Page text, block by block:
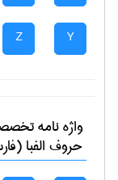
Y
Z
واژه نامه
حروف الفبا